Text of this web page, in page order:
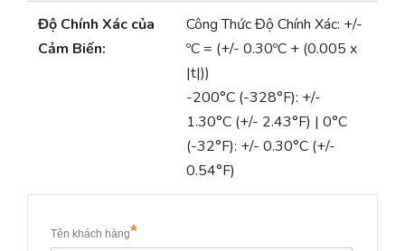
Độ Chính Xác của
Cảm Biến:
Công Thức Độ Chính Xác: +/-
ºC = (+/- 0.30ºC + (0.005 x
|t|))
-200°C (-328°F): +/-
1.30°C (+/- 2.43°F) | 0°C
(-32°F): +/- 0.30°C (+/-
0.54°F)